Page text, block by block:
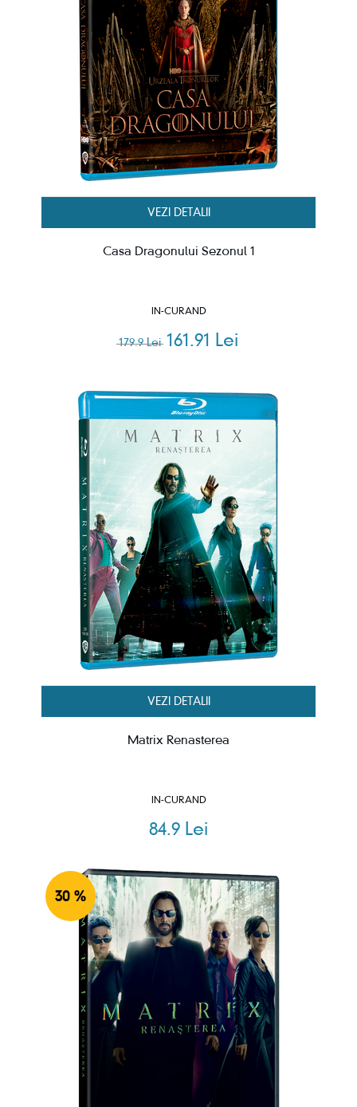
VEZI DETALII
Casa Dragonului Sezonul 1
IN-CURAND
179.9 Lei 161.91 Lei
VEZI DETALII
Matrix Renasterea
IN-CURAND
84.9 Lei
30 %